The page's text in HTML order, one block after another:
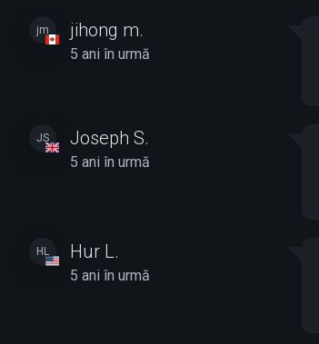
jm jihong m.
5 ani în urmă
JS Joseph S.
5 ani în urmă
HL Hur L.
5 ani în urmă